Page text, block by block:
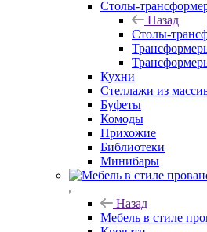
Столы-
Назад
Столы-
Кухни
Стеллажи из
Буфеты
Комоды
Прихожие
Библиотеки
Минибары
Назад
Мебель в стиле